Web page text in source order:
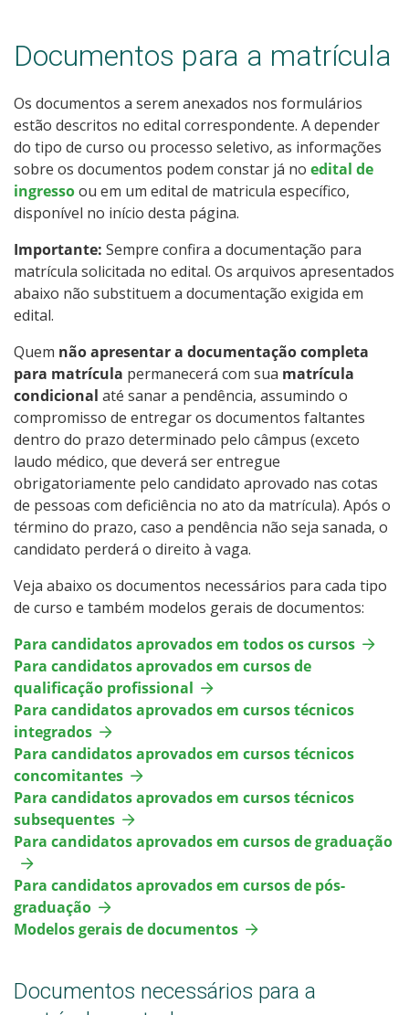
Documentos para a matrícula
Os documentos a serem anexados nos formulários
estão descritos no edital correspondente. A depender
do tipo de curso ou processo seletivo, as informações
sobre os documentos podem constar já no edital de
ingressoou em um edital de matricula específico,
disponível no início desta página.
Importante: Sempre confira a documentação para
matrícula solicitada no edital. Os arquivos apresentados
abaixo não substituem a documentação exigida em
edital.
Quem não apresentar a documentação completa
para matrícula permanecerá com sua matrícula
condicional até sanar a pendência, assumindo o
compromisso de entregar os documentos faltantes
dentro do prazo determinado pelo câmpus (exceto
laudo médico, que deverá ser entregue
obrigatoriamente pelo candidato aprovado nas cotas
de pessoas com deficiência no ato da matrícula). Após o
término do prazo, caso a pendência não seja sanada, o
candidato perderá o direito à vaga.
Veja abaixo os documentos necessários para cada tipo
de curso e também modelos gerais de documentos:
Para candidatos aprovados em todos os cursos
Para candidatos aprovados em cursos de
qualificação profissional
Para candidatos aprovados em cursos técnicos
integrados
Para candidatos aprovados em cursos técnicos
concomitantes
Para candidatos aprovados em cursos técnicos
subsequentes
Para candidatos aprovados em cursos de graduação
Para candidatos aprovados em cursos de pós-
graduação
Modelos gerais de documentos
Documentos necessários para a